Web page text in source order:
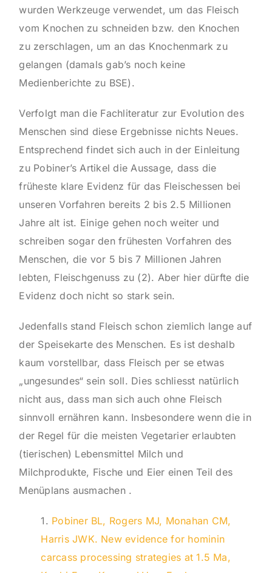
wurden Werkzeuge verwendet, um das Fleisch
vom Knochen zu schneiden bzw. den Knochen
zu zerschlagen, um an das Knochenmark zu
gelangen (damals gab’s noch keine
Medienberichte zu BSE).
Verfolgt man die Fachliteratur zur Evolution des
Menschen sind diese Ergebnisse nichts Neues.
Entsprechend findet sich auch in der Einleitung
zu Pobiner’s Artikel die Aussage, dass die
früheste klare Evidenz für das Fleischessen bei
unseren Vorfahren bereits 2 bis 2.5 Millionen
Jahre alt ist. Einige gehen noch weiter und
schreiben sogar den frühesten Vorfahren des
Menschen, die vor 5 bis 7 Millionen Jahren
lebten, Fleischgenuss zu (2). Aber hier dürfte die
Evidenz doch nicht so stark sein.
Jedenfalls stand Fleisch schon ziemlich lange auf
der Speisekarte des Menschen. Es ist deshalb
kaum vorstellbar, dass Fleisch per se etwas
„ungesundes“ sein soll. Dies schliesst natürlich
nicht aus, dass man sich auch ohne Fleisch
sinnvoll ernähren kann. Insbesondere wenn die in
der Regel für die meisten Vegetarier erlaubten
(tierischen) Lebensmittel Milch und
Milchprodukte, Fische und Eier einen Teil des
Menüplans ausmachen .
1. Pobiner BL, Rogers MJ, Monahan CM,
Harris JWK. New evidence for hominin
carcass processing strategies at 1.5 Ma,